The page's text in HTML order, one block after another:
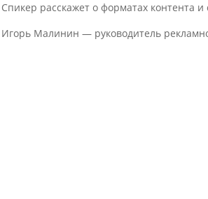
Спикер расскажет о форматах контента
Игорь Малинин — руководитель